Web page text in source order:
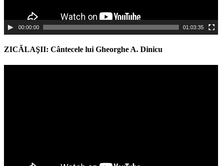
00:00:00 01:03:35
ZICĂLAŞII: Cântecele lui Gheorghe A. Dinicu